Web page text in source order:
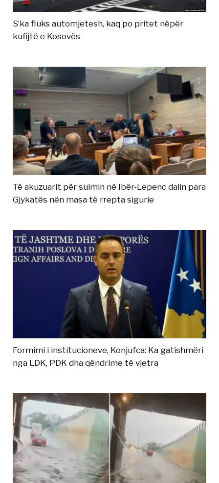
S’ka fluks automjetesh, kaq po pritet nëpër
kufijtë e Kosovës
Të akuzuarit për sulmin në Ibër-Lepenc dalin para
Gjykatës nën masa të rrepta sigurie
Formimi i institucioneve, Konjufca: Ka gatishmëri
nga LDK, PDK dha qëndrime të vjetra